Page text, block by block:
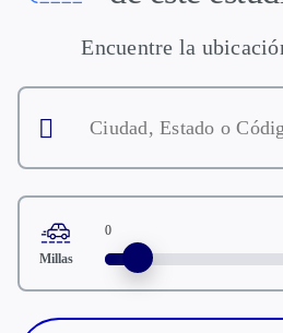
Encuentre la
Ciudad,
Estado
Millas
0